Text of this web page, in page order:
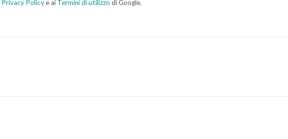
Privacy Policye ai Termini di utilizzo di Google.